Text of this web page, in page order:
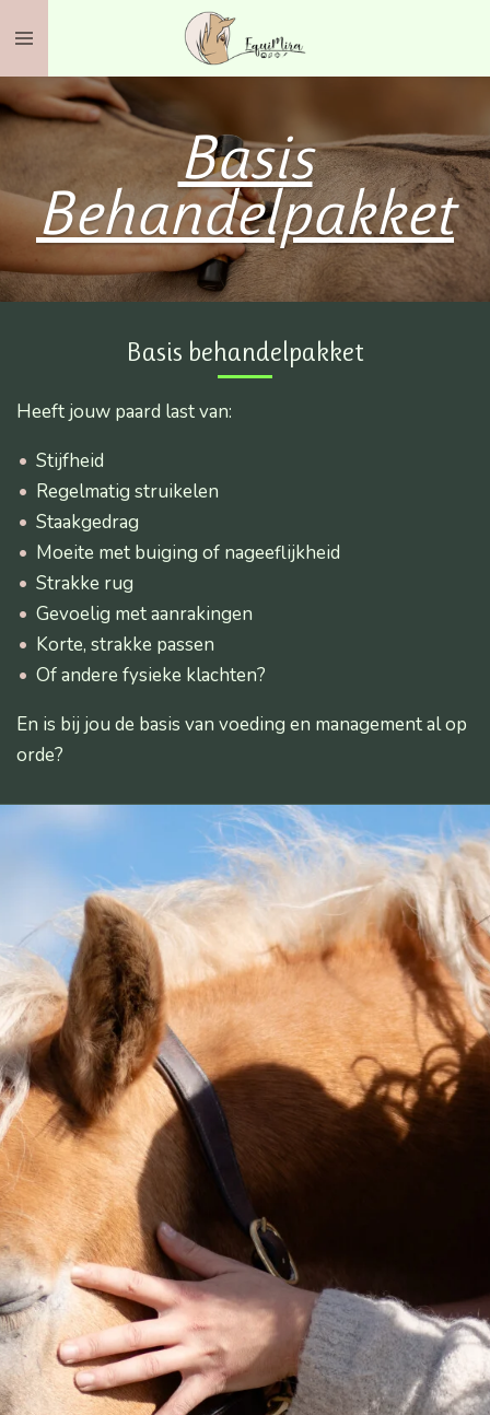
de
hoofdinhoud
Basis
Behandelpakket
Basis behandelpakket
Heeft jouw paard last van:
Stijfheid
Regelmatig struikelen
Staakgedrag
Moeite met buiging of nageeflijkheid
Strakke rug
Gevoelig met aanrakingen
Korte, strakke passen
Of andere fysieke klachten?
En is bij jou de basis van voeding en management al op
orde?